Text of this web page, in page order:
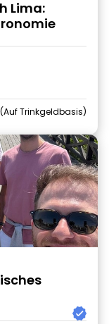
Lima:
Auf Trinkgeldbasis